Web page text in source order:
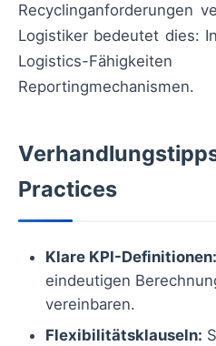
Recyclinganforderungen
Logistiker bedeutet dies:
Logistics-
Reportingmechanismen.
Practices
Klare KPI-Definitionen:
eindeutigen
vereinbaren.
Flexibilitätsklauseln: